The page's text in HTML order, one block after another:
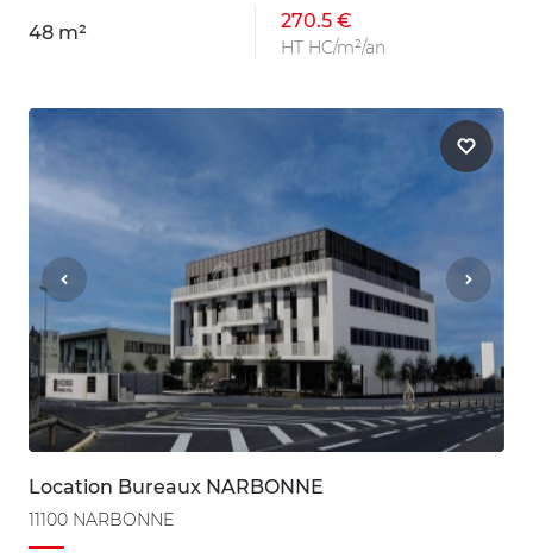
48 m²
270.5 €
HT HC/m²/an
Location Bureaux NARBONNE
11100 NARBONNE